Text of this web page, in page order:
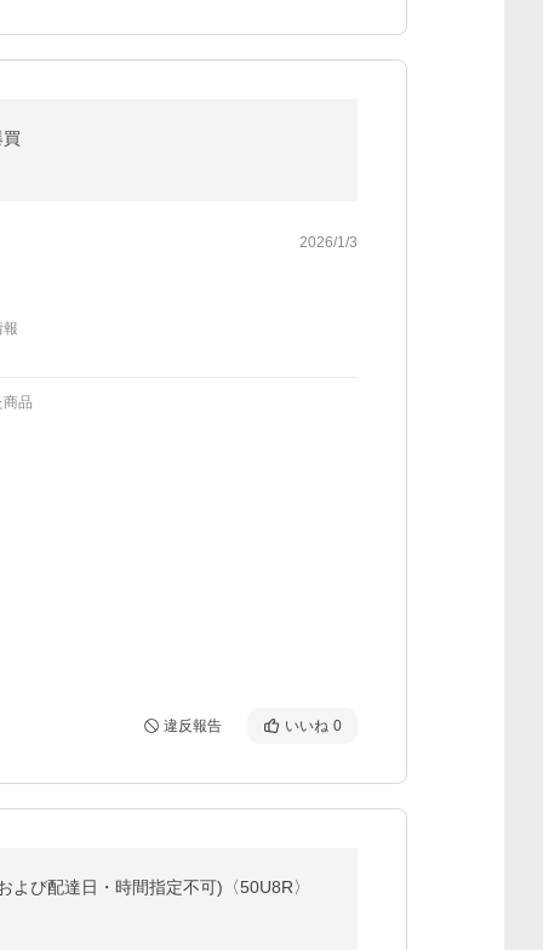
2026/1/3
報
品
違反報告 いいね 0
び配達日・時間指定不可)〈50U8R〉